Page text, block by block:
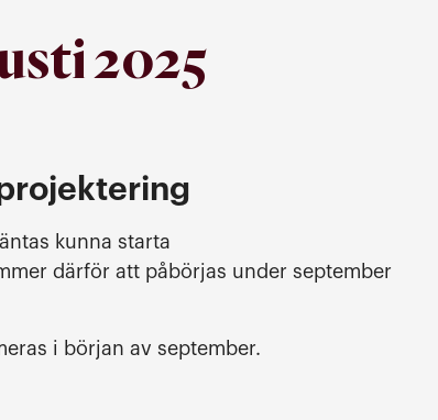
2025
kunna starta
därför att påbörjas under september
i början av september.